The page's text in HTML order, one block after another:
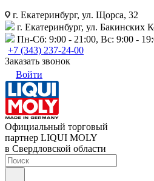
г. Екатеринбург, ул. Щорса, 32
г. Екатеринбург, ул. Бакинских
Пн-Сб: 9:00 - 21:00, Вс: 9:00 -
+7 (343) 237-24-00
Заказать звонок
Войти
Официальный торговый
партнер LIQUI MOLY
в Свердловской области